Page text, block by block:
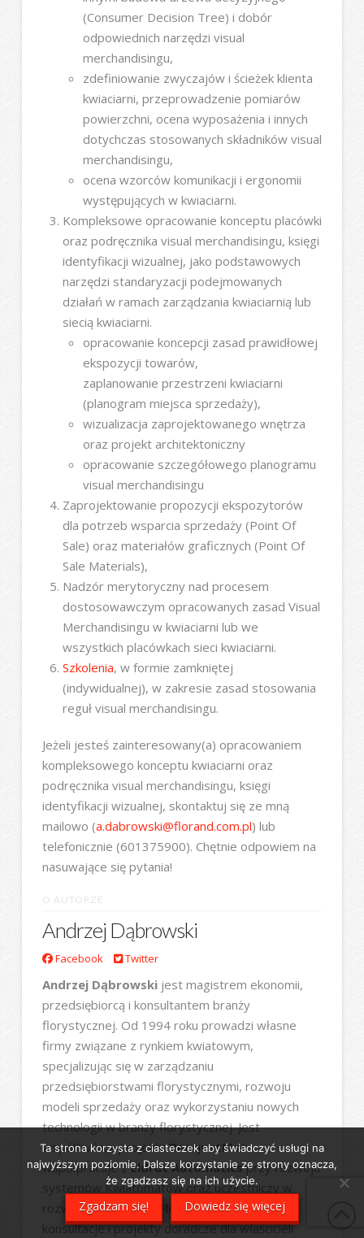
(Consumer Decision Tree) i dobór
odpowiednich narzędzi visual
merchandisingu,
zdefiniowanie zwyczajów i ścieżek klienta
kwiaciarni, przeprowadzenie pomiarów
powierzchni, ocena wyposażenia i innych
dotychczas stosowanych składników visual
merchandisingu,
ocena wzorców komunikacji i ergonomii
występujących w kwiaciarni.
Kompleksowe opracowanie konceptu placówki
oraz podręcznika visual merchandisingu, księgi
identyfikacji wizualnej, jako podstawowych
narzędzi standaryzacji podejmowanych
działań w ramach zarządzania kwiaciarnią lub
siecią kwiaciarni.
opracowanie koncepcji zasad prawidłowej
ekspozycji towarów,
zaplanowanie przestrzeni kwiaciarni
(planogram miejsca sprzedaży),
wizualizacja zaprojektowanego wnętrza
oraz projekt architektoniczny
opracowanie szczegółowego planogramu
visual merchandisingu
Zaprojektowanie propozycji ekspozytorów
dla potrzeb wsparcia sprzedaży (Point Of
Sale) oraz materiałów graficznych (Point Of
Sale Materials),
Nadzór merytoryczny nad procesem
dostosowawczym opracowanych zasad Visual
Merchandisingu w kwiaciarni lub we
wszystkich placówkach sieci kwiaciarni.
Szkolenia, w formie zamkniętej
(indywidualnej), w zakresie zasad stosowania
reguł visual merchandisingu.
Jeżeli jesteś zainteresowany(a) opracowaniem
kompleksowego konceptu kwiaciarni oraz
podręcznika visual merchandisingu, księgi
identyfikacji wizualnej, skontaktuj się ze mną
mailowo (a.dabrowski@florand.com.pl) lub
telefonicznie (601375900). Chętnie odpowiem na
nasuwające się pytania!
O AUTORZE
Andrzej Dąbrowski
Facebook Twitter
Andrzej Dąbrowskijest magistrem ekonomii,
przedsiębiorcą i konsultantem branży
florystycznej. Od 1994 roku prowadzi własne
firmy związane z rynkiem kwiatowym,
specjalizując się w zarządzaniu
przedsiębiorstwami florystycznymi, rozwoju
modeli sprzedaży oraz wykorzystaniu nowych
technologii w branży florystycznej. Jest
współtwórcą projektuBouquetMat,
współpracuje zEldrut Automaticsprzy rozwoju
systemów Kwiatomatów oraz uczestniczy w
rozwoju markiVendiFlor
. Prowadzi szkolenia,
konsultacje i projekty doradcze dla właścicieli
Ta strona korzysta z ciasteczek aby świadczyć usługi na
najwyższym poziomie. Dalsze korzystanie ze strony oznacza,
że zgadzasz się na ich użycie.
Zgadzam się! Dowiedz się więcej